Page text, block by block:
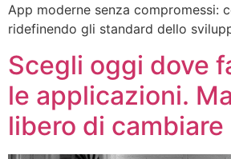
App moderne senza compromessi:
ridefinendo gli standard dello
Scegli oggi dove
le applicazioni.
libero di cambiare